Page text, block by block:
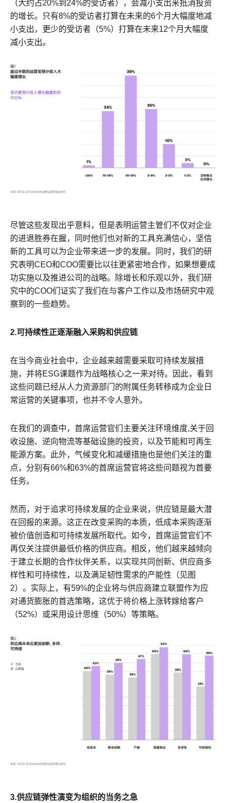
（大约占20%到24%的受访者），会减小支出来抵消投资
的增长。只有8%的受访者打算在未来的6个月大幅度地减
小支出，更少的受访者（5%）打算在未来12个月大幅度
减小支出。
尽管这些发现出乎意料，但是表明运营主管们不仅对企业
的进退胜券在握，同时他们也对新的工具充满信心，坚信
新的工具可以为企业带来进一步的发展。同时，我们的研
究表明CEO和COO需要比以往更紧密地合作，如果想要成
功实施以及推进公司的战略。除增长和乐观以外，我们研
究中的COO们证实了我们在与客户工作以及市场研究中观
察到的一些趋势。
2.可持续性正逐渐融入采购和供应链
在当今商业社会中，企业越来越需要采取可持续发展措
施，并将ESG课题作为战略核心之一来对待。因此，看到
这些问题已经从人力资源部门的附属任务转移成为企业日
常运营的关键事项，也并不令人意外。
在我们的调查中，首席运营官们主要关注环境维度,关于回
收设施、逆向物流等基础设施的投资，以及节能和可再生
能源方案。此外，气候变化和减缓措施也是他们关注的重
点，分别有66%和63%的首席运营官将这些问题视为首要
任务。
然而，对于追求可持续发展的企业来说，供应链是最大潜
在回报的来源。这正在改变采购的本质，低成本采购逐渐
被价值创造和可持续发展所取代。如今，首席运营官们不
再仅关注提供最低价格的供应商。相反，他们越来越倾向
于建立长期的合作伙伴关系，以实现共同创新、供应商多
样性和可持续性，以及满足韧性需求的产能性（见图
2）。实际上，有59%的企业将与供应商建立联盟作为应
对通货膨胀的首选策略，这优于将价格上涨转嫁给客户
（52%）或采用设计思维（50%）等策略。
3.供应链弹性演变为组织的当务之急